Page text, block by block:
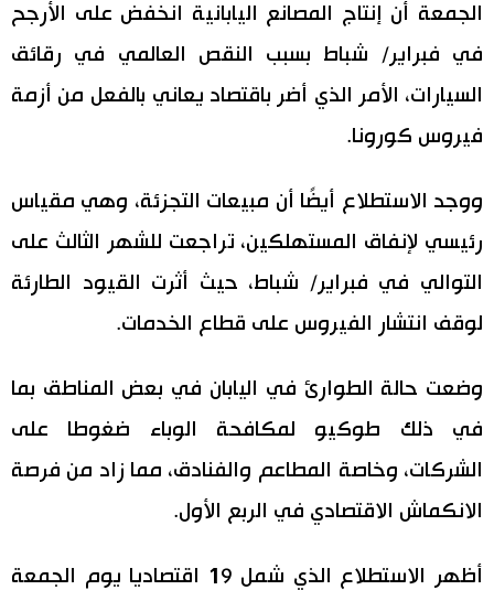
اقتصاد
مجتمع
لايف ستايل
طوكيو
الجمعة أن إنتاج المصانع اليابانية انخفض على الأرجح
في فبراير/ شباط بسبب النقص العالمي في رقائق
السيارات، الأمر الذي أضر باقتصاد يعاني بالفعل من أزمة
فيروس كورونا.
ووجد الاستطلاع أيضًا أن مبيعات التجزئة، وهي مقياس
رئيسي لإنفاق المستهلكين، تراجعت للشهر الثالث على
التوالي في فبراير/ شباط، حيث أثرت القيود الطارئة
لوقف انتشار الفيروس على قطاع الخدمات.
وضعت حالة الطوارئ في اليابان في بعض المناطق بما
في ذلك طوكيو لمكافحة الوباء ضغوطا على
الشركات، وخاصة المطاعم والفنادق، مما زاد من فرصة
الانكماش الاقتصادي في الربع الأول.
أظهر الاستطلاع الذي شمل 19 اقتصاديا يوم الجمعة